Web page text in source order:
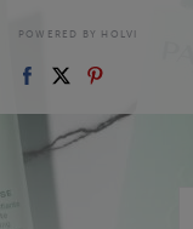
POWERED BY HOLVI